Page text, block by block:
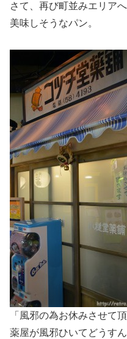
さて、再び町並みエリア
美味しそうなパン。
「風邪の為お休みさせて頂
薬屋が風邪ひいてどうすん